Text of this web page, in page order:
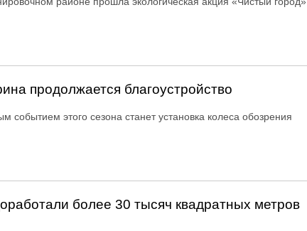
продолжается благоустройство
событием этого сезона станет установка колеса обозрения
более 30 тысяч квадратных метров